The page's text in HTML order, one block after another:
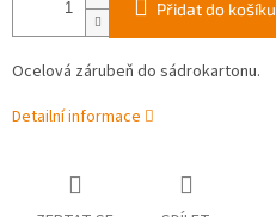
Přidat do košíku
Ocelová zárubeň do sádrokartonu.
Detailní informace